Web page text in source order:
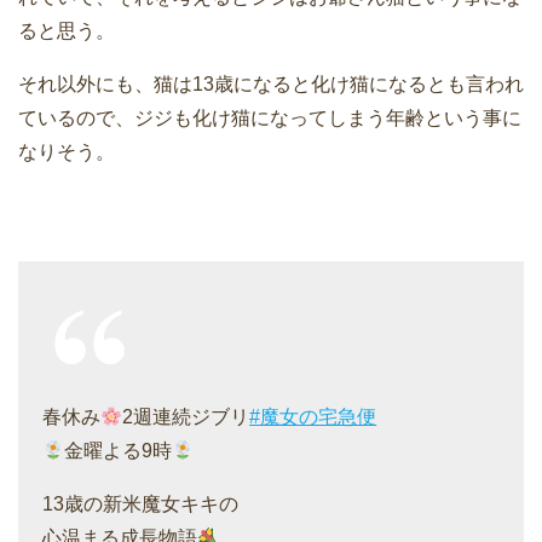
ると思う。
それ以外にも、猫は13歳になると化け猫になるとも言われ
ているので、ジジも化け猫になってしまう年齢という事に
なりそう。
春休み 2週連続ジブリ#魔女の宅急便
金曜よる9時
13歳の新米魔女キキの